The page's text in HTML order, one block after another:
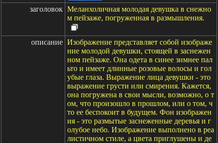
заголовок Меланхоличная молодая девушка в снежно
м пейзаже, погруженная в размышления.
описание Изображение представляет собой изображе
ние молодой девушки, стоящей в заснежен
ном пейзаже. Она одета в синее зимнее пал
ьто и имеет длинные розовые волосы и гол
убые глаза. Выражение лица девушки - это
выражение грусти или смирения. Кажется,
она погружена в свои мысли, возможно, о т
ом, что произошло в прошлом, или о том, ч
то ее беспокоит в будущем. Фон изображен
ия - это размытые заснеженные деревья и г
олубое небо. Изображение выполнено в реа
листичном стиле, а цвета приглушены и де